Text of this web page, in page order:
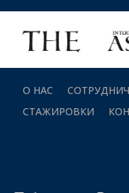
О НАС
СТАЖИРОВКИ